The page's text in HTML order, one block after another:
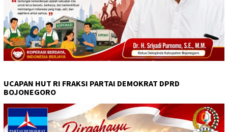
UCAPAN HUT RI FRAKSI PARTAI DEMOKRAT DPRD
BOJONEGORO